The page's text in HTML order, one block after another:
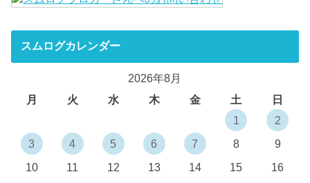
スムログカレンダー
2026年8月
月
火 水 木 金 土
日
1
2
3
4 5 6 7 8
9
10
11 12 13 14 15
16